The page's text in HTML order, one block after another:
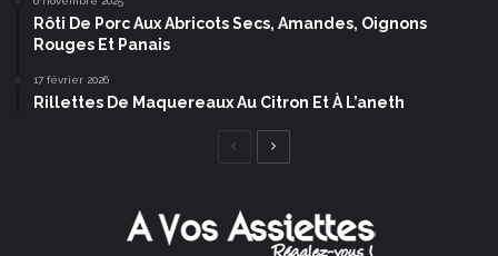
Rôti De Porc Aux Abricots Secs, Amandes, Oignons
Rouges Et Panais
17 février 2026
Rillettes De Maquereaux Au Citron Et À L’aneth
Page